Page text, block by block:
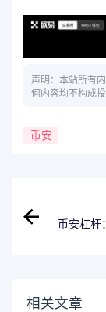
声明：本站所有
何内容均不构成投
币安
币安杠杆
相关文章